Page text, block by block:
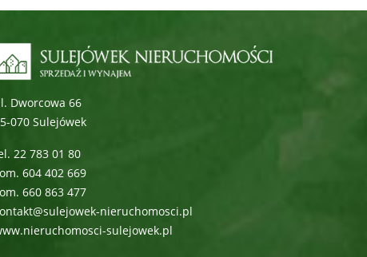
Dworcowa 66
070 Sulejówek
22 783 01 80
604 402 669
660 863 477
nieruchomosci.pl
sulejowek.pl